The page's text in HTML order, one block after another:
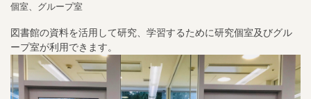
個室、グループ室
図書館の資料を活用して研究、学習するために研究個室及びグル
ープ室が利用できます。